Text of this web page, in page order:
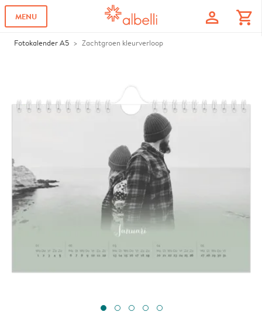
MENU profile shopping_cart
Fotokalender A5 Zachtgroen kleurverloop